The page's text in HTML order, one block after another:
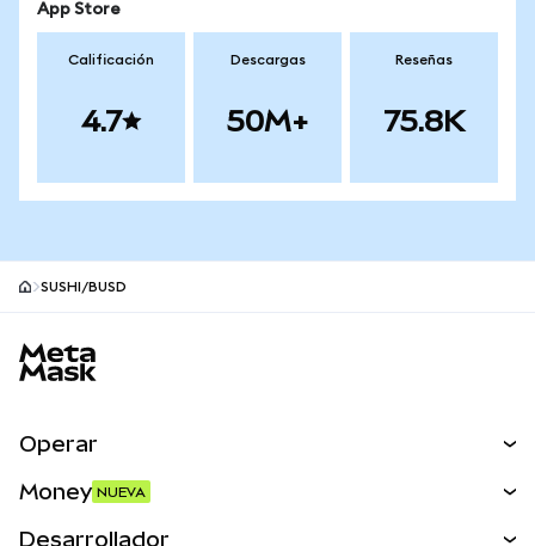
App Store
Calificación
4.7
Descargas
50M+
Reseñas
75.8K
SUSHI/BUSD
Operar
Money NUEVA
Desarrollador